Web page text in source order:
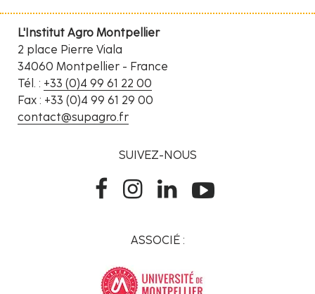
L'Institut Agro Montpellier
2 place Pierre Viala
34060 Montpellier - France
Tél. : +33 (0)4 99 61 22 00
Fax : +33 (0)4 99 61 29 00
contact@supagro.fr
SUIVEZ-NOUS
ASSOCIÉ :